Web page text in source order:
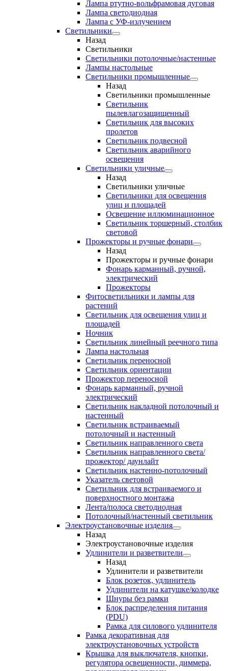
Лампа ртутно-вольфрамовая дуговая
Лампа светодиодная
Лампа с УФ-излучением
Светильники
Назад
Светильники
Светильники потолочные/настенные
Лампы настольные
Светильники промышленные
Назад
Светильники промышленные
Светильник
пылевлагозащищенный
Светильник для высоких
пролетов
Светильник подвесной
Светильник аварийного
освещения
Светильники уличные
Назад
Светильники уличные
Светильники для освещения
улиц и площадей
Освещение иллюминационное
Светильник торшерный, столбик
световой
Прожекторы и ручные фонари
Назад
Прожекторы и ручные фонари
Фонарь карманный, ручной,
электрический
Прожекторы
Фитосветильники и лампы для
растений
Светильник для освещения улиц и
площадей
Ночник
Светильник линейный реечного типа
Лампа настольная
Светильник переносной
Светильник ориентации
Прожектор переносной
Фонарь карманный, ручной
электрический
Светильник накладной потолочный и
настенный
Светильник встраиваемый
потолочный и настенный
Светильник направленного света
Светильник направленного света/
прожектор/ даунлайт
Светильник настенно-потолочный
Указатель световой
Светильник для встраиваемого и
поверхностного монтажа
Лента/полоса светодиодная
Потолочный/настенный светильник
Электроустановочные изделия
Назад
Электроустановочные изделия
Удлинители и разветвители
Назад
Удлинители и разветвители
Блок розеток, удлинитель
Удлинители на катушке/колодке
Шнуры без рамки
Блок распределения питания
(PDU)
Рамка для силового удлинителя
Рамка декоративная для
электроустановочных устройств
Крышка для выключателя, кнопки,
регулятора освещенности, диммера,